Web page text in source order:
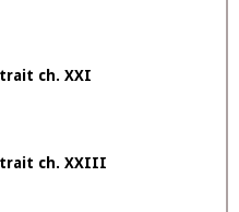
à Pantagruel ch 8
réponses